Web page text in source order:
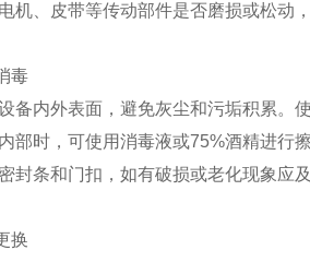
机、皮带等传动部件是否磨损或松动
毒
备内外表面，避免灰尘和污垢积累。
部时，可使用消毒液或75%酒精进行
封条和门扣，如有破损或老化现象应及
换